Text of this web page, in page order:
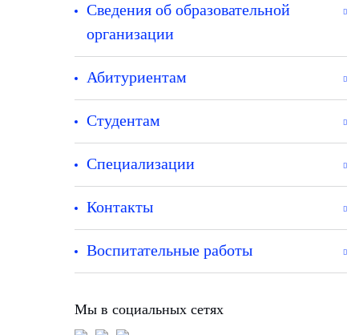
Сведения об образовательной
организации
Абитуриентам
Студентам
Специализации
Контакты
Воспитательные работы
Мы в социальных сетях